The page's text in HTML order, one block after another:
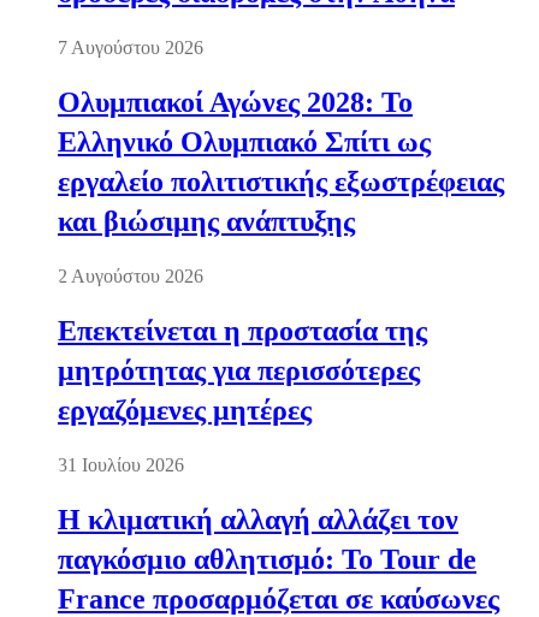
7 Αυγούστου 2026
Ολυμπιακοί Αγώνες 2028: Το
Ελληνικό Ολυμπιακό Σπίτι ως
εργαλείο πολιτιστικής εξωστρέφειας
και βιώσιμης ανάπτυξης
2 Αυγούστου 2026
Επεκτείνεται η προστασία της
μητρότητας για περισσότερες
εργαζόμενες μητέρες
31 Ιουλίου 2026
Η κλιματική αλλαγή αλλάζει τον
παγκόσμιο αθλητισμό: Το Tour de
France προσαρμόζεται σε καύσωνες